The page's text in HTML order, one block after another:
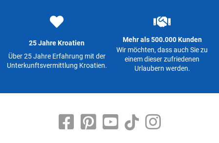
25 Jahre Kroatien
Über 25 Jahre Erfahrung mit der
Unterkunftsvermittlung Kroatien.
Mehr als 500.000 Kunden
Wir möchten, dass auch Sie zu
einem dieser zufriedenen
Urlaubern werden.